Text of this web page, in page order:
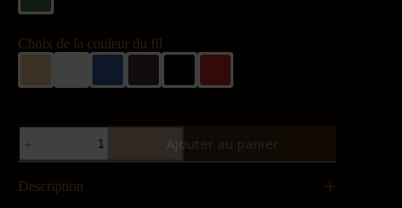
Choix de la couleur du fil
quantité
de
Mini-
Ajouter au panier
Description